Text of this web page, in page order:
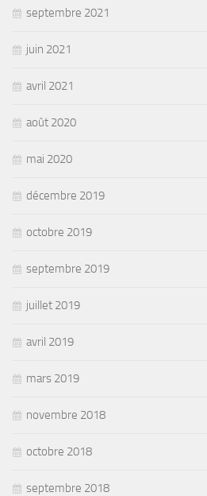
septembre 2021
juin 2021
avril 2021
août 2020
mai 2020
décembre 2019
octobre 2019
septembre 2019
juillet 2019
avril 2019
mars 2019
novembre 2018
octobre 2018
septembre 2018